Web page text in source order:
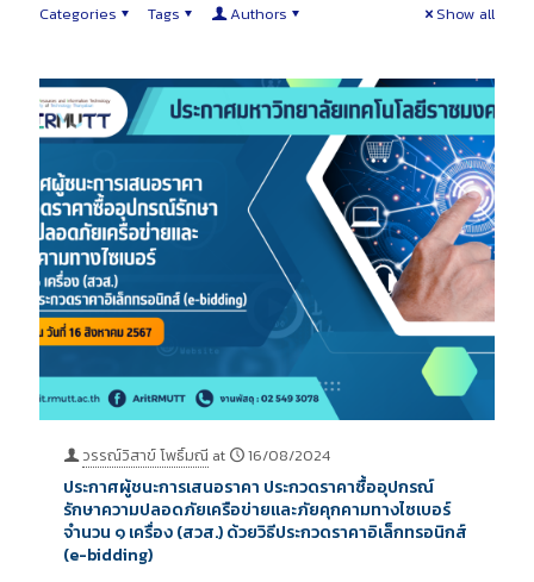
Categories Tags Authors Show all
วรรณ์วิสาข์ โพธิ์มณี at 16/08/2024
ประกาศผู้ชนะการเสนอราคา ประกวดราคาซื้ออุปกรณ์
รักษาความปลอดภัยเครือข่ายและภัยคุกคามทางไซเบอร์
จำนวน ๑ เครื่อง (สวส.) ด้วยวิธีประกวดราคาอิเล็กทรอนิกส์
(e-bidding)